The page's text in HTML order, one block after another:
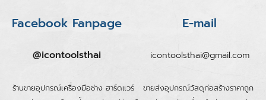
Facebook Fanpage
@icontoolsthai
E-mail
icontoolsthai@gmail.com
ร้านขายอุปกรณ์เครื่องมือช่าง ฮาร์ดแวร์
ขายส่งอุปกรณ์วัสดุก่อสร้างราคาถูก